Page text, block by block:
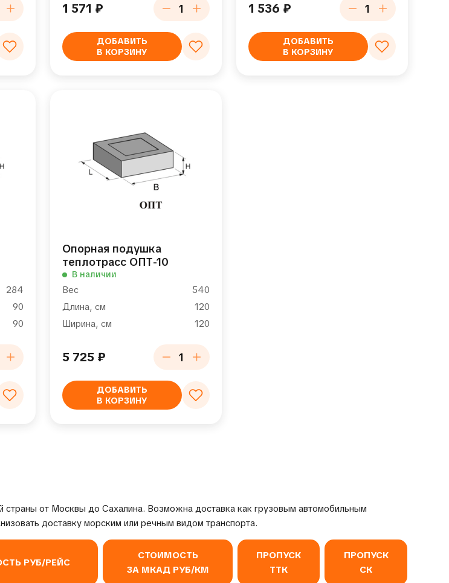
1 571 ₽
ДОБАВИТЬ
В КОРЗИНУ
1 536 ₽
ДОБАВИТЬ
В КОРЗИНУ
284
90
90
Опорная подушка
теплотрасс ОПТ-10
В наличии
Вес
540
Длина, см
120
Ширина, см
120
5 725 ₽
ДОБАВИТЬ
В КОРЗИНУ
от Москвы до Сахалина. Возможна доставка как грузовым автомобильным
доставку морским или речным видом транспорта.
РУБ/РЕЙС
СТОИМОСТЬ
ЗА МКАД РУБ/КМ
ПРОПУСК
ТТК
ПРОПУСК
СК